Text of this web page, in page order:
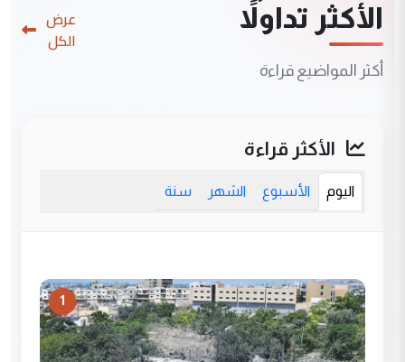
الأكثر تداولاً
أكثر المواضيع قراءة
عرض
الكل
الأكثر قراءة
اليوم الأسبوع الشهر سنة
1